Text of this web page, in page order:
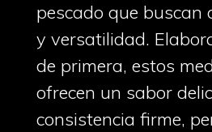
pescado que buscan
y versatilidad.
de primera, estos
ofrecen un sabor
consistencia firme,